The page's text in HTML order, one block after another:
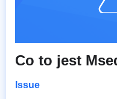
Co to jest
Issue